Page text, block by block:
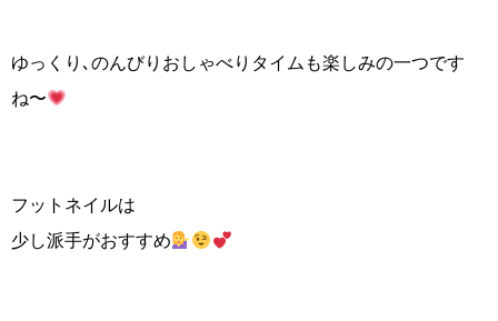
ゆっくり､のんびりおしゃべりタイムも楽しみの一つです
ね〜
フットネイルは
少し派手がおすすめ